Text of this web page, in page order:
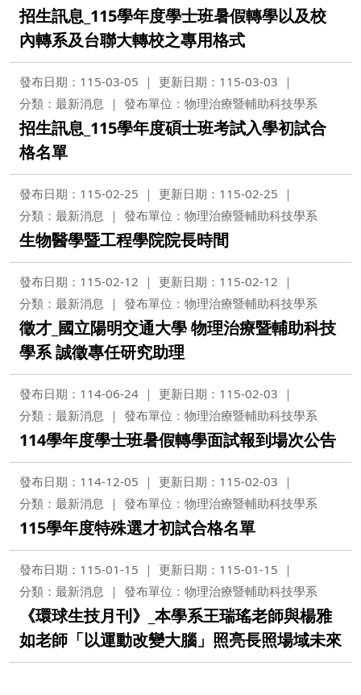
招生訊息_115學年度學士班暑假轉學以及校
內轉系及台聯大轉校之專用格式
發布日期：115-03-05
更新日期：115-03-03
分類：最新消息
發布單位：物理治療暨輔助科技學系
招生訊息_115學年度碩士班考試入學初試合
格名單
發布日期：115-02-25
更新日期：115-02-25
分類：最新消息
發布單位：物理治療暨輔助科技學系
生物醫學暨工程學院院長時間
發布日期：115-02-12
更新日期：115-02-12
分類：最新消息
發布單位：物理治療暨輔助科技學系
徵才_國立陽明交通大學 物理治療暨輔助科技
學系 誠徵專任研究助理
發布日期：114-06-24
更新日期：115-02-03
分類：最新消息
發布單位：物理治療暨輔助科技學系
114學年度學士班暑假轉學面試報到場次公告
發布日期：114-12-05
更新日期：115-02-03
分類：最新消息
發布單位：物理治療暨輔助科技學系
115學年度特殊選才初試合格名單
發布日期：115-01-15
更新日期：115-01-15
分類：最新消息
發布單位：物理治療暨輔助科技學系
《環球生技月刊》_本學系王瑞瑤老師與楊雅
如老師「以運動改變大腦」照亮長照場域未來